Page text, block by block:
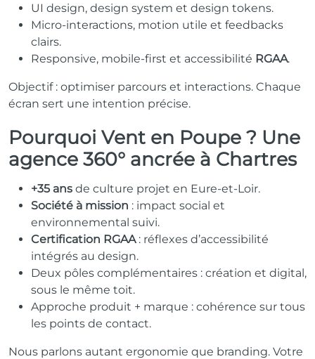
UI design, design system et design tokens.
Micro-interactions, motion utile et feedbacks
clairs.
Responsive, mobile-first et accessibilité RGAA.
Objectif : optimiser parcours et interactions. Chaque
écran sert une intention précise.
Pourquoi Vent en Poupe ? Une
agence 360° ancrée à Chartres
+35 ans de culture projet en Eure-et-Loir.
Société à mission : impact social et
environnemental suivi.
Certification RGAA: réflexes d’accessibilité
intégrés au design.
Deux pôles complémentaires : création et digital,
sous le même toit.
Approche produit + marque : cohérence sur tous
les points de contact.
Nous parlons autant ergonomie que branding. Votre